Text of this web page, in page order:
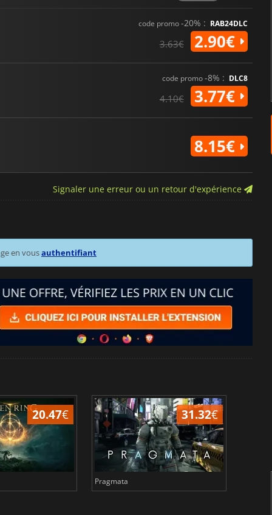
code promo-20% : RAB24DLC
3.63€ 2.90€
code promo-8% : DLC8
4.10€ 3.77€
8.15€
Signaler une erreur ou un retour d'expérience
en vousauthentifiant
20.47€ 31.32€
Pragmata